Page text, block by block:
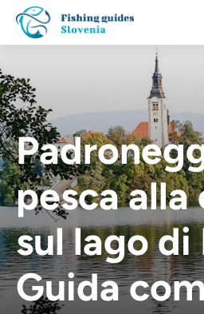
pesca alla
sul lago di
Guida